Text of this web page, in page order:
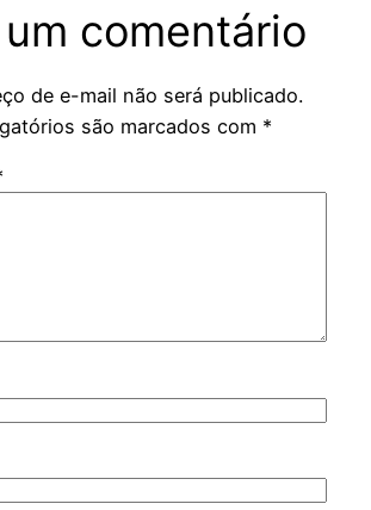
comentário
de e-mail não será publicado.
são marcados com *